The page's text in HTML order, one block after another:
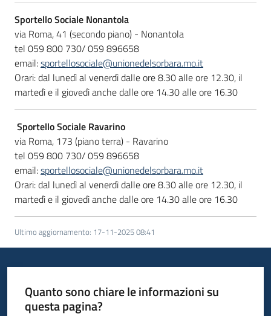
Sportello Sociale Nonantola
via Roma, 41 (secondo piano) - Nonantola
tel 059 800 730/ 059 896658
email:sportellosociale@unionedelsorbara.mo.it
Orari: dal lunedì al venerdì dalle ore 8.30 alle ore 12.30, il
martedì e il giovedì anche dalle ore 14.30 alle ore 16.30
Sportello Sociale Ravarino
via Roma, 173 (piano terra) - Ravarino
tel 059 800 730/ 059 896658
email:sportellosociale@unionedelsorbara.mo.it
Orari: dal lunedì al venerdì dalle ore 8.30 alle ore 12.30, il
martedì e il giovedì anche dalle ore 14.30 alle ore 16.30
Ultimo aggiornamento: 17-11-2025 08:41
Quanto sono chiare le informazioni su
questa pagina?